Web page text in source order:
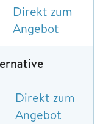
Direkt zum
Angebot
Direkt zum
Angebot